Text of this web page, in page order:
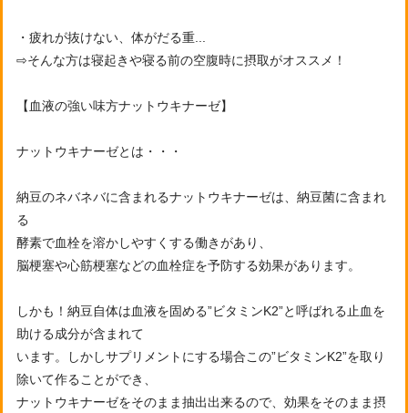
・疲れが抜けない、体がだる重...
⇨そんな方は寝起きや寝る前の空腹時に摂取がオススメ！
【血液の強い味方ナットウキナーゼ】
ナットウキナーゼとは・・・
納豆のネバネバに含まれるナットウキナーゼは、納豆菌に含まれ
る
酵素で血栓を溶かしやすくする働きがあり、
脳梗塞や心筋梗塞などの血栓症を予防する効果があります。
しかも！納豆自体は血液を固める”ビタミンK2”と呼ばれる止血を
助ける成分が含まれて
います。しかしサプリメントにする場合この”ビタミンK2”を取り
除いて作ることができ、
ナットウキナーゼをそのまま抽出出来るので、効果をそのまま摂